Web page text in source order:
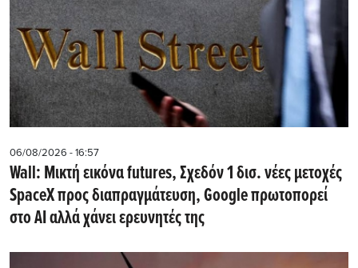
06/08/2026 - 16:57
Wall: Μικτή εικόνα futures, Σχεδόν 1 δισ. νέες μετοχές
SpaceX προς διαπραγμάτευση, Google πρωτοπορεί
στο AI αλλά χάνει ερευνητές της